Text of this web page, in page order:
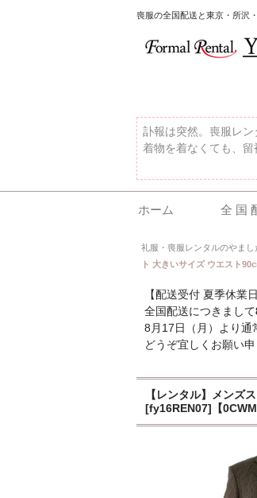
喪服の全国配送と東京・所沢
訃報は突然。喪服レ
着物を着なくても、
ホーム 全 国
礼服・喪服レンタルのやまし
ト 大きいサイズ ウエスト
【配送受付 夏季休業
全国配送につきまして
8月17日（月）より通
どうぞ宜しくお願い申
【レンタル】メンズ
[fy16REN07]【